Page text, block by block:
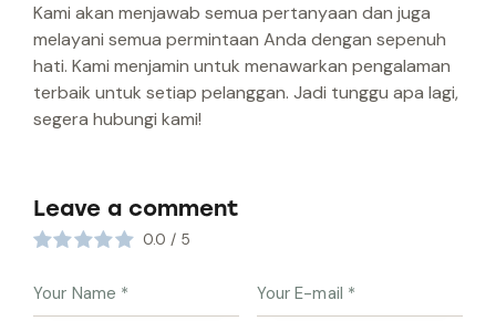
Kami akan menjawab semua pertanyaan dan juga
melayani semua permintaan Anda dengan sepenuh
hati. Kami menjamin untuk menawarkan pengalaman
terbaik untuk setiap pelanggan. Jadi tunggu apa lagi,
segera hubungi kami!
Leave a comment
0.0 / 5